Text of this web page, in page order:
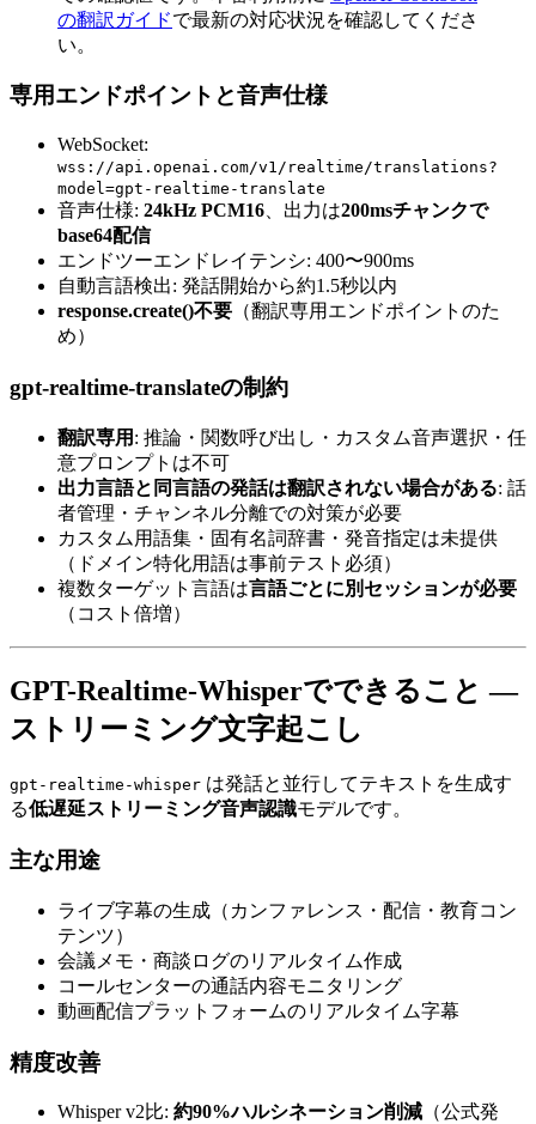
の翻訳ガイドで最新の対応状況を確認してくださ
い。
専用エンドポイントと音声仕様
WebSocket:
wss://api.openai.com/v1/realtime/translations?
model=gpt-realtime-translate
音声仕様: 24kHz PCM16 、出力は200msチャンクで
base64配信
エンドツーエンドレイテンシ: 400〜900ms
自動言語検出: 発話開始から約1.5秒以内
response.create()不要 （翻訳専用エンドポイントのた
め）
gpt-realtime-translateの制約
翻訳専用 : 推論・関数呼び出し・カスタム音声選択・任
意プロンプトは不可
出力言語と同言語の発話は翻訳されない場合がある: 話
者管理・チャンネル分離での対策が必要
カスタム用語集・固有名詞辞書・発音指定は未提供
（ドメイン特化用語は事前テスト必須）
複数ターゲット言語は言語ごとに別セッションが必要
（コスト倍増）
GPT-Realtime-Whisperでできること —
ストリーミング文字起こし
gpt-realtime-whisper は発話と並行してテキストを生成す
る低遅延ストリーミング音声認識モデルです。
主な用途
ライブ字幕の生成（カンファレンス・配信・教育コン
テンツ）
会議メモ・商談ログのリアルタイム作成
コールセンターの通話内容モニタリング
動画配信プラットフォームのリアルタイム字幕
精度改善
Whisper v2比: 約90%ハルシネーション削減 （公式発